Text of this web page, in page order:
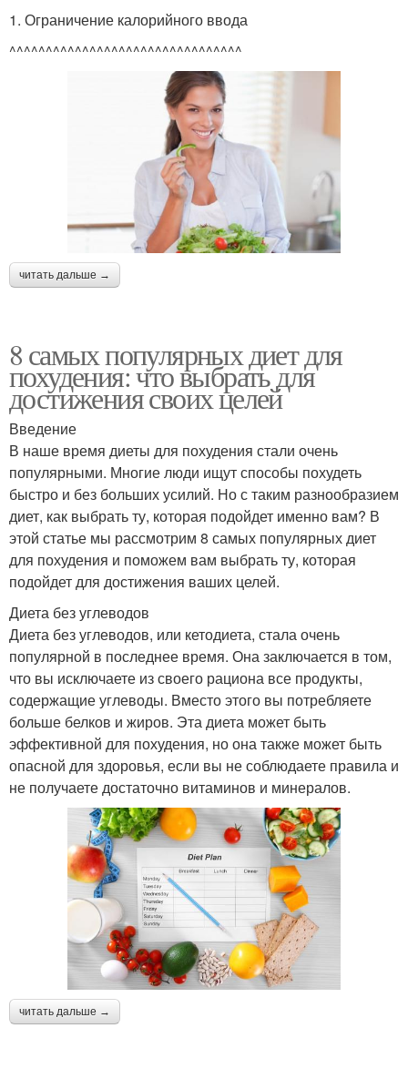
1. Ограничение калорийного ввода
^^^^^^^^^^^^^^^^^^^^^^^^^^^^^^^^
читать дальше →
8 самых популярных диет для
похудения: что выбрать для
достижения своих целей
Введение
В наше время диеты для похудения стали очень
популярными. Многие люди ищут способы похудеть
быстро и без больших усилий. Но с таким разнообразием
диет, как выбрать ту, которая подойдет именно вам? В
этой статье мы рассмотрим 8 самых популярных диет
для похудения и поможем вам выбрать ту, которая
подойдет для достижения ваших целей.
Диета без углеводов
Диета без углеводов, или кетодиета, стала очень
популярной в последнее время. Она заключается в том,
что вы исключаете из своего рациона все продукты,
содержащие углеводы. Вместо этого вы потребляете
больше белков и жиров. Эта диета может быть
эффективной для похудения, но она также может быть
опасной для здоровья, если вы не соблюдаете правила и
не получаете достаточно витаминов и минералов.
читать дальше →